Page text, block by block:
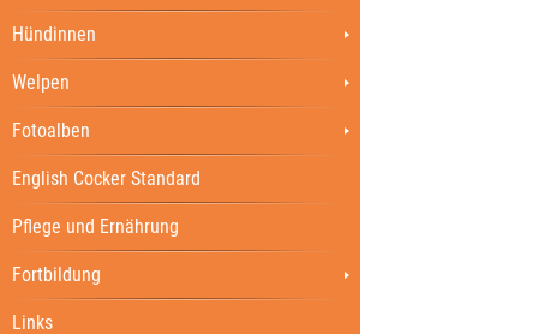
Hündinnen
Welpen
Fotoalben
English Cocker Standard
Pflege und Ernährung
Fortbildung
Links